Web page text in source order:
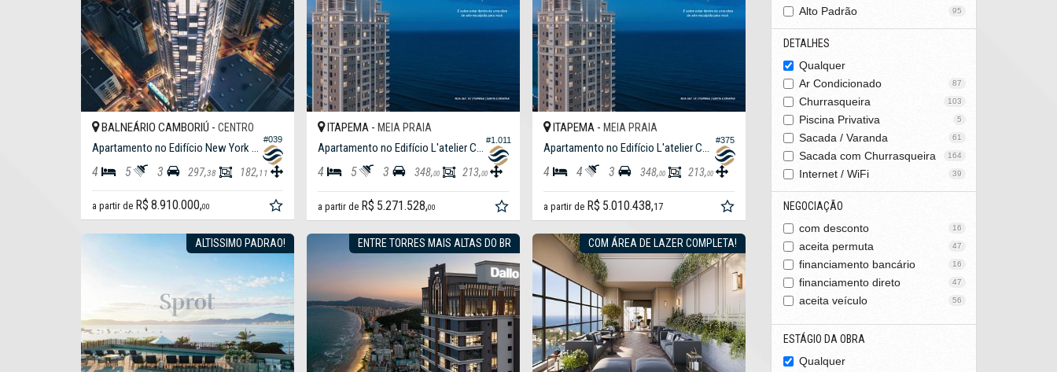
Alto Padrão 95
DETALHES
Qualquer
Ar Condicionado
87
Churrasqueira 103
Piscina Privativa 5
Sacada / Varanda 61
Sacada com Churrasqueira 164
Internet / WiFi 39
NEGOCIAÇÃO
com desconto
16
aceita permuta 47
financiamento bancário 16
financiamento direto 47
aceita veículo 56
ESTÁGIO DA OBRA
Qualquer
#039
BALNEÁRIO CAMBORIÚ - CENTRO
Apartamento no Edifício New York Apartments
4 5 3 297,38 182,11
a partir de R$ 8.910.000,00
#1.011
ITAPEMA -MEIA PRAIA
Apartamento no Edifício L'atelier Concept Homes
4 5 3 348,00 213,00
a partir de R$ 5.271.528,00
#375
ITAPEMA -MEIA PRAIA
Apartamento no Edifício L'atelier Concept Homes
4 4 3 348,00 213,00
a partir de R$ 5.010.438,17
ALTISSIMO PADRAO! ENTRE TORRES MAIS ALTAS DO BR COM ÁREA DE LAZER COMPLETA!